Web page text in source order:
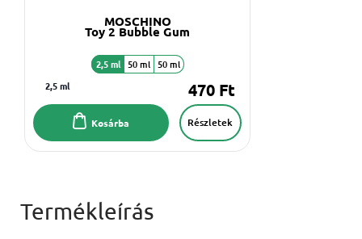
MOSCHINO
Toy 2 Bubble Gum
2,5 ml 50 ml 50 ml
2,5 ml 470 Ft
Részletek
Kosárba